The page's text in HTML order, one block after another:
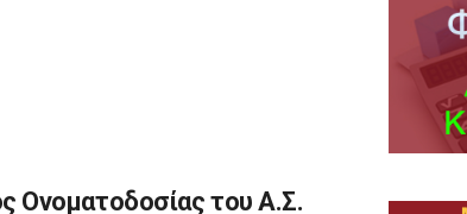
Ονοματοδοσίας του Α.Σ.